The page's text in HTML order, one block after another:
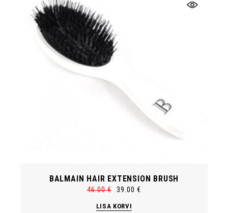
BALMAIN HAIR EXTENSION BRUSH
46.00€
Algne
oli:
39.00€
Current
LISA KORVI